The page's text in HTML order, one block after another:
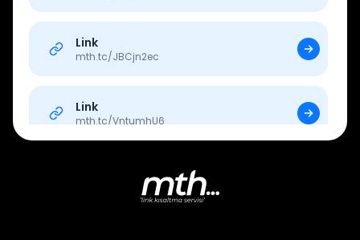
Link
mth.tc/JBCjn2ec
Link
mth.tc/VntumhU6
zh319vKD